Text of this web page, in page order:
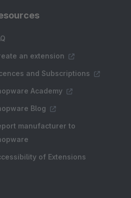
an extension
and Subscriptions
Academy
Blog
manufacturer to
of Extensions